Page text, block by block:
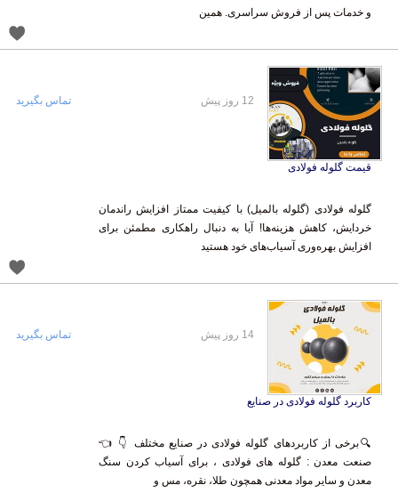
و خدمات پس از فروش سراسری. همین
قیمت گلوله فولادی
گلوله فولادی (گلوله بالمیل) با کیفیت ممتاز افزایش راندمان
خردایش، کاهش هزینه‌ها! آیا به دنبال راهکاری مطمئن برای
افزایش بهره‌وری آسیاب‌های خود هستید
12 روز پیش تماس بگیرید
کاربرد گلوله فولادی در صنایع
🔍برخی از کاربردهای گلوله فولادی در صنایع مختلف 👇 👈
صنعت معدن : گلوله های فولادی ، برای آسیاب کردن سنگ
معدن و سایر مواد معدنی همچون طلا، نقره، مس و
14 روز پیش تماس بگیرید